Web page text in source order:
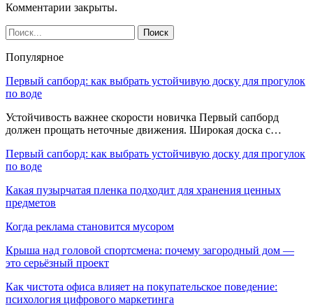
Комментарии закрыты.
Популярное
Первый сапборд: как выбрать устойчивую доску для прогулок
по воде
Устойчивость важнее скорости новичка Первый сапборд
должен прощать неточные движения. Широкая доска с…
Первый сапборд: как выбрать устойчивую доску для прогулок
по воде
Какая пузырчатая пленка подходит для хранения ценных
предметов
Когда реклама становится мусором
Крыша над головой спортсмена: почему загородный дом —
это серьёзный проект
Как чистота офиса влияет на покупательское поведение:
психология цифрового маркетинга